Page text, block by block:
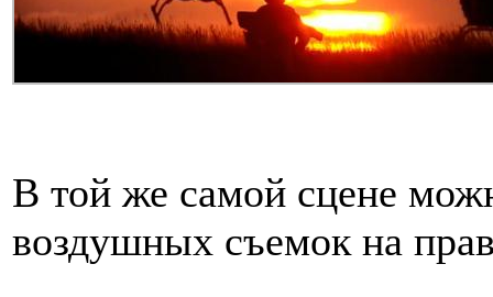
В той же самой сцене
воздушных съемок на